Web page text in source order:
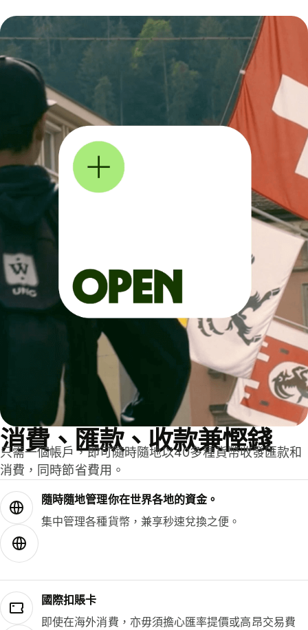
消費、匯款、收款兼慳錢
只需一個帳戶，即可隨時隨地以40多種貨幣收發匯款和
消費，同時節省費用。
隨時隨地管理你在世界各地的資金。
集中管理各種貨幣，兼享秒速兌換之便。
國際扣賬卡
即使在海外消費，亦毋須擔心匯率提價或高昂交易費